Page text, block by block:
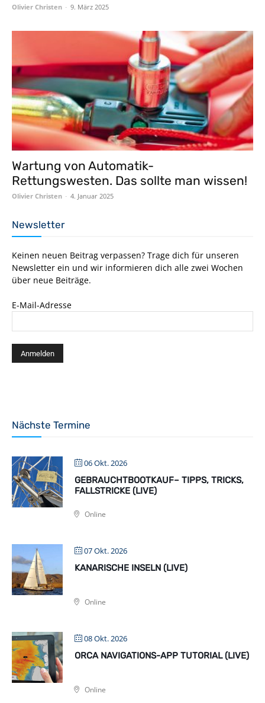
Olivier Christen - 9. März 2025
Wartung von Automatik-
Rettungswesten. Das sollte man wissen!
Olivier Christen - 4. Januar 2025
Newsletter
Keinen neuen Beitrag verpassen? Trage dich für unseren
Newsletter ein und wir informieren dich alle zwei Wochen
über neue Beiträge.
E-Mail-Adresse
Nächste Termine
06 Okt. 2026
GEBRAUCHTBOOTKAUF– TIPPS, TRICKS,
FALLSTRICKE (LIVE)
Online
07 Okt. 2026
KANARISCHE INSELN (LIVE)
Online
08 Okt. 2026
ORCA NAVIGATIONS-APP TUTORIAL (LIVE)
Online